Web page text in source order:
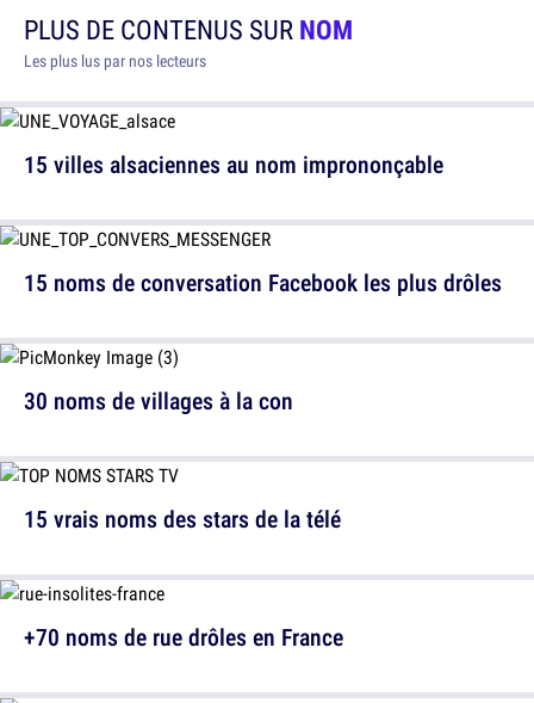
PLUS DE CONTENUS SURNOM
Les plus lus par nos lecteurs
15 villes alsaciennes au nom imprononçable
30 noms de villages à la con
+70 noms de rue drôles en France
15 noms de conversation Facebook les plus drôles
15 vrais noms des stars de la télé